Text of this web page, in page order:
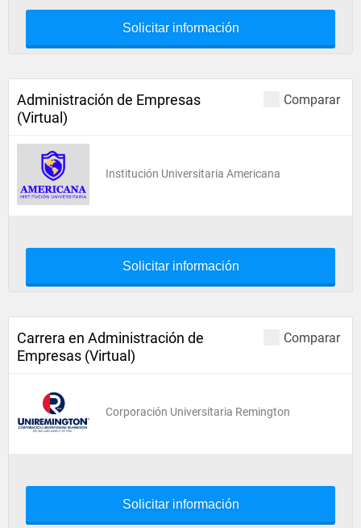
Solicitar información
Comparar
Administración de Empresas
(Virtual)
Institución Universitaria Americana
Solicitar información
Comparar
Carrera en Administración de
Empresas (Virtual)
Corporación Universitaria Remington
Solicitar información